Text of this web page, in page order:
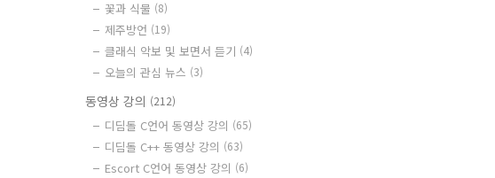
꽃과 식물 (8)
제주방언 (19)
클래식 악보 및 보면서 듣기 (4)
오늘의 관심 뉴스 (3)
동영상 강의 (212)
디딤돌 C언어 동영상 강의 (65)
디딤돌 C++ 동영상 강의 (63)
Escort C언어 동영상 강의 (6)